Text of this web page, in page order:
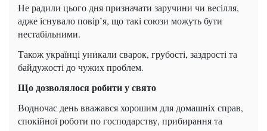
Не радили цього дня призначати заручини чи весілля,
адже існувало повір’я, що такі союзи можуть бути
нестабільними.
Також українці уникали сварок, грубості, заздрості та
байдужості до чужих проблем.
Що дозволялося робити у свято
Водночас день вважався хорошим для домашніх справ,
спокійної роботи по господарству, прибирання та